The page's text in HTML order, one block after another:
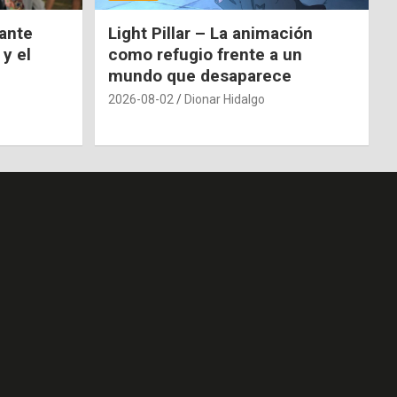
el
Light Pillar – La animación
como refugio frente a un
mundo que desaparece
2026-08-02 Dionar Hidalgo